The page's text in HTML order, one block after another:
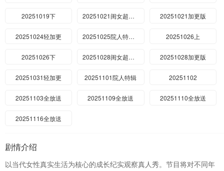
20251019下 20251021闺女超有料 20251021加更版
20251024轻加更 20251025院人特辑中 20251026上
20251026下 20251028闺女超有料 20251028加更版
20251031轻加更 20251101院人特辑 20251102
20251103全放送 20251109全放送 20251110全放送
20251116全放送
剧情介绍
以当代女性真实生活为核心的成长纪实观察真人秀。节目将对不同年